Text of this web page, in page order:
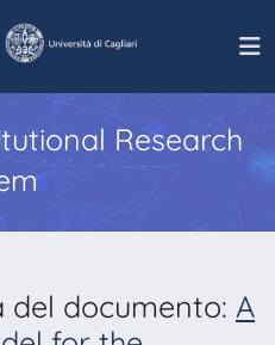
Research
del documento: A